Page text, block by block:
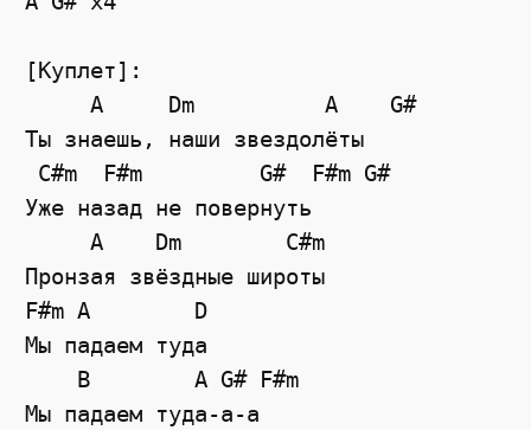
[Куплет]:
     A     Dm          A    G#
Ты знаешь, наши звездолёты
C#m  F#m         G#  F#m G#
Уже назад не повернуть
     A    Dm        C#m
Пронзая звёздные широты
F#m A        D
Мы падаем туда
    B        A G# F#m
Мы падаем туда-а-а